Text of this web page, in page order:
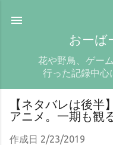
おーば
花や野鳥、ゲー
行った記録中心
【ネタバレは後半
アニメ。一期も観
作成日 2/23/2019